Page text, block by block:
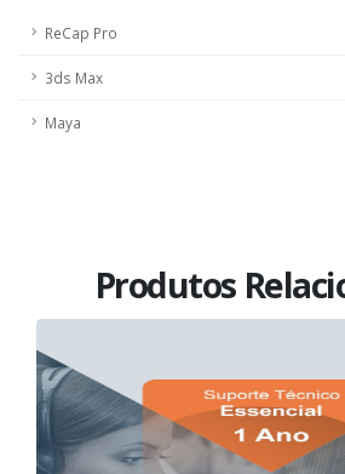
ReCap Pro
3ds Max
Maya
Produtos